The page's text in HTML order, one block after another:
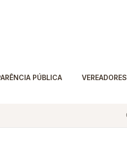
PÚBLICA VEREADORES